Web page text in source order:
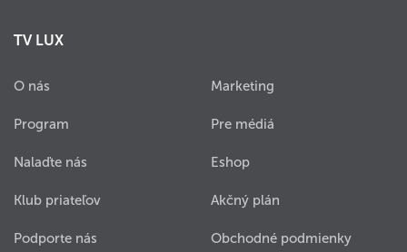
TV LUX
O nás
Program
Nalaďte nás
Klub priateľov
Podporte nás
Marketing
Pre médiá
Eshop
Akčný plán
Obchodné podmienky